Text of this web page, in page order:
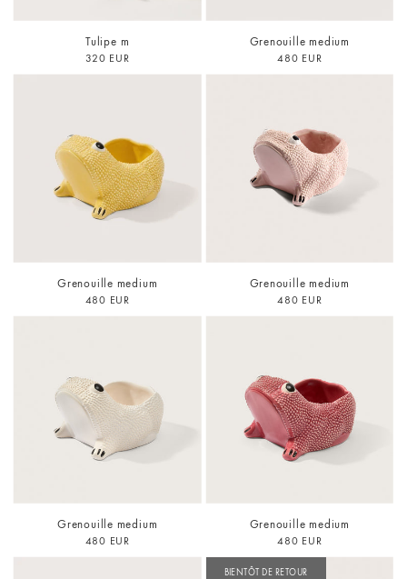
Tulipe m
320 EUR
Grenouille medium
480 EUR
Grenouille medium
480 EUR
Grenouille medium
480 EUR
Grenouille medium
480 EUR
Grenouille medium
480 EUR
BIENTÔT DE RETOUR